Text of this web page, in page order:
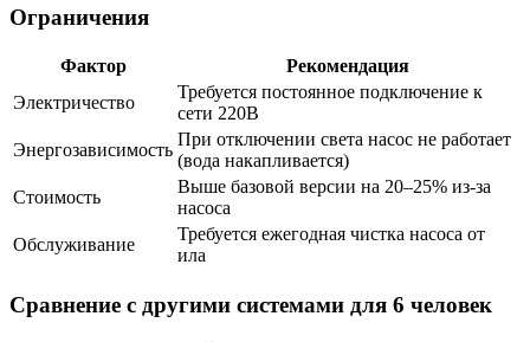
Ограничения
Фактор
Рекомендация
Электричество
Требуется постоянное подключение к
сети 220В
Энергозависимость
При отключении света насос не работает
(вода накапливается)
Стоимость
Выше базовой версии на 20–25% из-за
насоса
Обслуживание
Требуется ежегодная чистка насоса от
ила
Сравнение с другими системами для 6 человек